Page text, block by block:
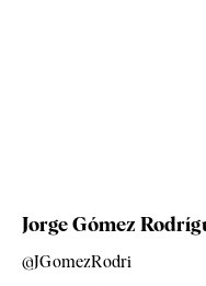
Jorge Gómez
@JGomezRodri